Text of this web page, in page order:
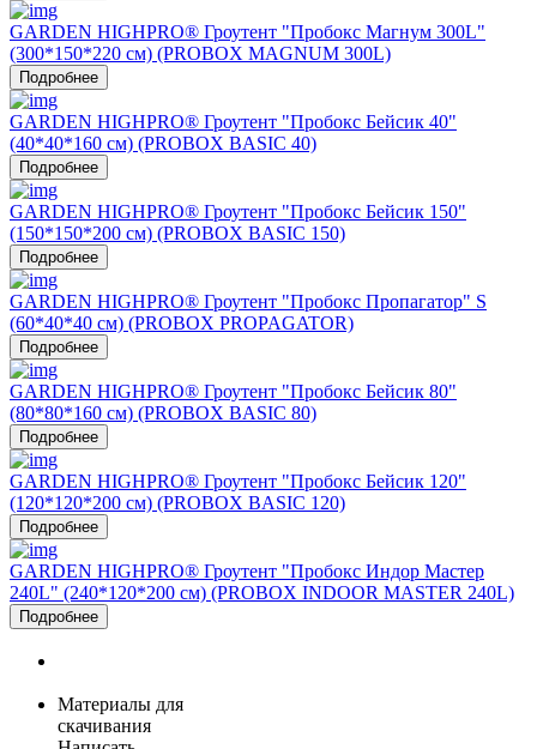
GARDEN HIGHPRO® Гроутент "Пробокс Магнум 300L"
(300*150*220 см) (PROBOX MAGNUM 300L)
Подробнее
GARDEN HIGHPRO® Гроутент "Пробокс Бейсик 40"
(40*40*160 см) (PROBOX BASIC 40)
Подробнее
GARDEN HIGHPRO® Гроутент "Пробокс Бейсик 150"
(150*150*200 см) (PROBOX BASIC 150)
Подробнее
GARDEN HIGHPRO® Гроутент "Пробокс Пропагатор" S
(60*40*40 см) (PROBOX PROPAGATOR)
Подробнее
GARDEN HIGHPRO® Гроутент "Пробокс Бейсик 80"
(80*80*160 см) (PROBOX BASIC 80)
Подробнее
GARDEN HIGHPRO® Гроутент "Пробокс Бейсик 120"
(120*120*200 см) (PROBOX BASIC 120)
Подробнее
GARDEN HIGHPRO® Гроутент "Пробокс Индор Мастер
240L" (240*120*200 см) (PROBOX INDOOR MASTER 240L)
Подробнее
Материалы для
скачивания